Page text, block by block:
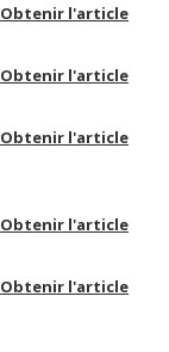
Obtenir l'article
Obtenir l'article
Obtenir l'article
Obtenir l'article
Obtenir l'article